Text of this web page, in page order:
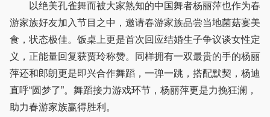
以绝美孔雀舞而被大家熟知的中国舞者杨丽萍也作为春
游家族好友加入节目之中，邀请春游家族品尝当地菌菇宴美
食，状态极佳。饭桌上更是首次回应结婚生子争议谈女性定
义，正能量回复获贾玲称赞。同样拥有一双最贵的手的杨丽
萍还和郎朗更是即兴合作舞蹈，一弹一跳，搭配默契，杨迪
直呼“圆梦了”。舞蹈接力游戏环节，杨丽萍更是力挽狂澜，
助力春游家族赢得胜利。